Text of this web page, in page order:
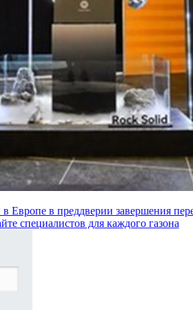
Европе в преддверии завершения
специалистов для каждого газона